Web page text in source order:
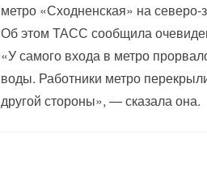
метро «Сходненская» на
Об этом ТАСС сообщила
«У самого входа в метро
воды. Работники метро
другой стороны», — сказала она.